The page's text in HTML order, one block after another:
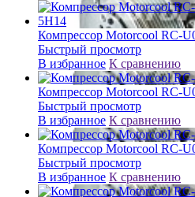
Компрессор Motorcool RC-
Быстрый просмотр
В избранное К сравнению
Компрессор Motorcool RC-
Быстрый просмотр
В избранное К сравнению
Компрессор Motorcool RC-
Быстрый просмотр
В избранное К сравнению